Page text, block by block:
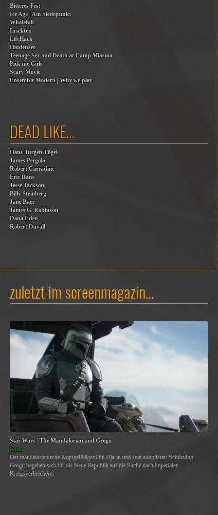
Bitteres Fest
Ice Age | Am Siedepunkt
Whalefall
Insekten
LifeHack
Hiddensee
Teenage Sex and Death at Camp Miasma
Pick me Girls
Scary Movie
Ensemble Modern | Why we play
DEAD LIKE…
Hans-Jürgen Tögel
James Pergola
Robert Carradine
Eric Dane
Jesse Jackson
Billy Steinberg
Jane Baer
James G. Robinson
Dana Eden
Robert Duvall
zuletzt im screenmagazin…
Star Wars | The Mandalorian and Grogu
Kino
Der mandalorianische Kopfgeldjäger Din Djarin und sein adoptierter Schützling
Grogu begeben sich für die Neue Republik auf die Suche nach imperialen
Kriegsverbrechern.